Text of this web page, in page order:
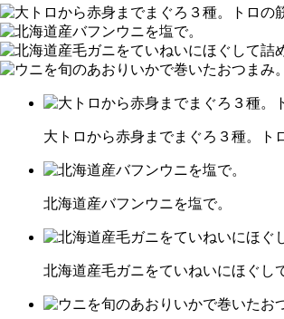
大トロから赤身までまぐろ３種。ト
北海道産バフンウニを塩で。
北海道産毛ガニをていねいにほぐし